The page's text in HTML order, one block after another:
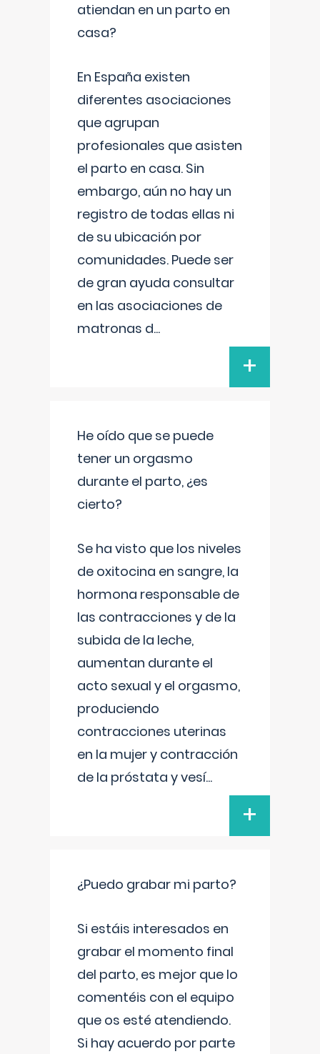
atiendan en un parto en
casa?
En España existen
diferentes asociaciones
que agrupan
profesionales que asisten
el parto en casa. Sin
embargo, aún no hay un
registro de todas ellas ni
de su ubicación por
comunidades. Puede ser
de gran ayuda consultar
en las asociaciones de
matronas d...
+
He oído que se puede
tener un orgasmo
durante el parto, ¿es
cierto?
Se ha visto que los niveles
de oxitocina en sangre, la
hormona responsable de
las contracciones y de la
subida de la leche,
aumentan durante el
acto sexual y el orgasmo,
produciendo
contracciones uterinas
en la mujer y contracción
de la próstata y vesí...
+
¿Puedo grabar mi parto?
Si estáis interesados en
grabar el momento final
del parto, es mejor que lo
comentéis con el equipo
que os esté atendiendo.
Si hay acuerdo por parte